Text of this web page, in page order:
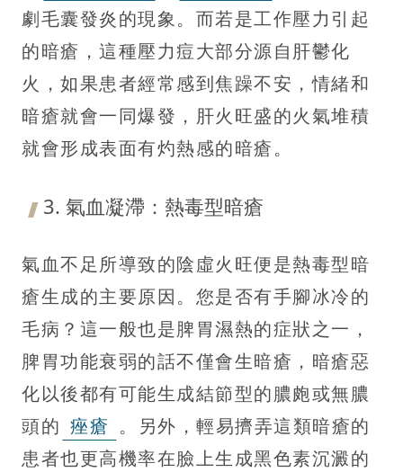
劇毛囊發炎的現象。而若是工作壓力引起
的暗瘡，這種壓力痘大部分源自肝鬱化
火，如果患者經常感到焦躁不安，情緒和
暗瘡就會一同爆發，肝火旺盛的火氣堆積
就會形成表面有灼熱感的暗瘡。
3. 氣血凝滯：熱毒型暗瘡
氣血不足所導致的陰虛火旺便是熱毒型暗
瘡生成的主要原因。您是否有手腳冰冷的
毛病？這一般也是脾胃濕熱的症狀之一，
脾胃功能衰弱的話不僅會生暗瘡，暗瘡惡
化以後都有可能生成結節型的膿皰或無膿
頭的 痤瘡 。另外，輕易擠弄這類暗瘡的
患者也更高機率在臉上生成黑色素沉澱的